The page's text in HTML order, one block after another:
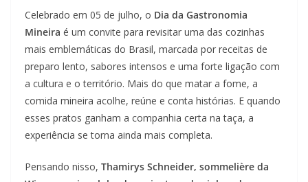
Celebrado em 05 de julho, o Dia da Gastronomia
Mineira é um convite para revisitar uma das cozinhas
mais emblemáticas do Brasil, marcada por receitas de
preparo lento, sabores intensos e uma forte ligação com
a cultura e o território. Mais do que matar a fome, a
comida mineira acolhe, reúne e conta histórias. E quando
esses pratos ganham a companhia certa na taça, a
experiência se torna ainda mais completa.
Pensando nisso, Thamirys Schneider, sommelière da